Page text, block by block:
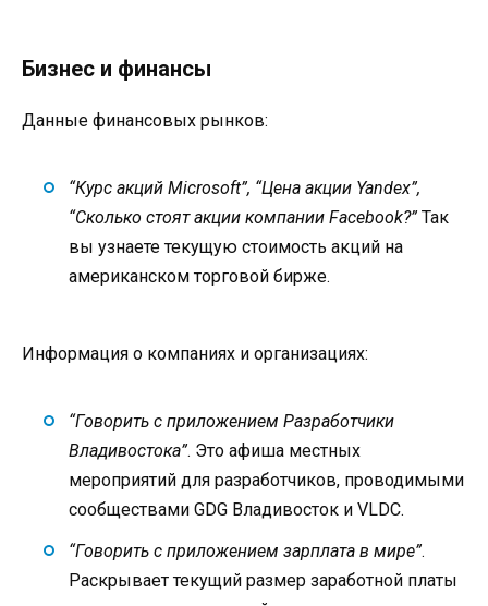
Бизнес и финансы
Данные финансовых рынков:
“Курс акций Microsoft”, “Цена акции Yandex”,
“Сколько стоят акции компании Facebook?” Так
вы узнаете текущую стоимость акций на
американском торговой бирже.
Информация о компаниях и организациях:
“Говорить с приложением Разработчики
Владивостока”. Это афиша местных
мероприятий для разработчиков, проводимыми
сообществами GDG Владивосток и VLDC.
“Говорить с приложением зарплата в мире”.
Раскрывает текущий размер заработной платы